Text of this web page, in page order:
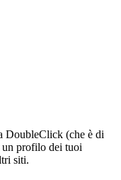
DoubleClick (che è di
un profilo dei tuoi
siti.